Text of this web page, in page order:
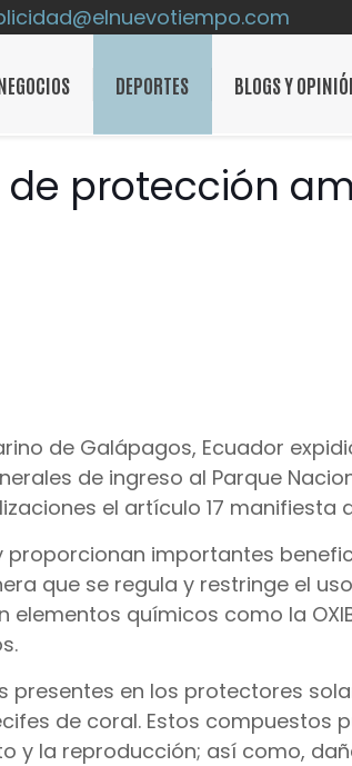
DEPORTES BLOGS Y
protección
de Galápagos, Ecuador
de ingreso al Parque
el artículo 17 manifiesta
proporcionan importantes
que se regula y restringe el
químicos como la
presentes en los protectores
de coral. Estos compuestos
y la reproducción; así como,